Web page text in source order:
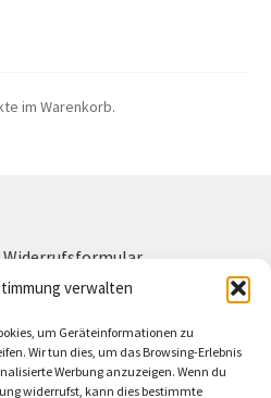
verwalten
um Geräteinformationen zu
Wir tun dies, um das Browsing-Erlebnis
Werbung anzuzeigen. Wenn du
widerrufst, kann dies bestimmte
im Warenkorb.
mit